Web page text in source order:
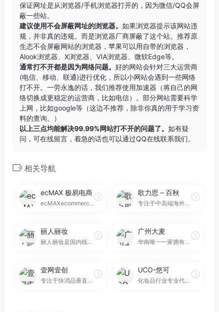
保证网址是从浏览器/手机浏览器打开的，因为微信/QQ会屏
蔽一些站。
建议使用不会屏蔽网址的浏览器。 如果浏览器提示该网站违
规，并非真的违规。而是浏览器厂商屏蔽了这个站。推荐原
生态不会屏蔽网站的浏览器，苹果可以用自带的浏览器，
Alook浏览器
X浏览器 VIA浏览器 微软Edge等。
通常打不开都是因为网络问题。 好的网站会针对三大运营商
(电信、移动、联通)进行优化，所以小网站会遇到一些网络
打不开。一劳永逸的话，我们推荐使用加速器（将自己的网
络切换成更稳定的运营商，比如电信）。部分网站需要科学
上网，比如google等（这边不推荐，除非你真的用于学习资
料的查询。）
以上三点均能解决99.99%网站打不开的问题了。 如有疑
问，可在线留言，着急的话也可以通过QQ在线联系我们。
相关导航
ecMAX 极易电商
ecMAXecommerce极易电商（下简称ecMAX）是一家具有国际视野和全球服务能力的电商综合运营服务商与数字零售解决方案供应商，致力于以整合资源和专业技术提升Global品牌在中国数字零……
歌力思 – 百秋
专注于中高端海外品牌的淘宝代运营。
丽人丽妆
丽人丽妆是国内线上化妆品零售服务商，获得Sisley、HERA、蜜丝佛陀、兰芝、雪花秀、兰蔻、碧欧泉、施华蔻、植村秀、希思黎等50多个知名品牌的授权
广州大麦
华南唯一一家拥有数据银行和策略中心双认证的服务商。
壹网壹创
专注于快消品垂直领域的电子商务服务提供商，电商代运营领域知名企业。
UCO-悠可
化妆品行业专业代运营商